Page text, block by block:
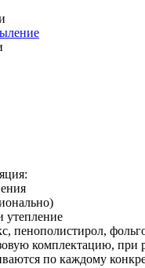
Д-36 СС
утепление
пенополистирол,
комплектацию, при
по каждому